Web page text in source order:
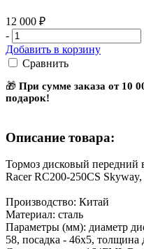
12 000 ₽
-
Добавить в корзину
Сравнить
🎁 При сумме заказа от 10
подарок!
Описание товара:
Тормоз дисковый передний
Racer RC200-250CS
Производство: Китай
Материал: сталь
Параметры (мм): диаметр
58, посадка - 46х5, толщина